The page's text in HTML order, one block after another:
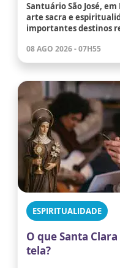
Santuário São José,
arte sacra e
importantes destinos
08 AGO 2026 - 07H55
ESPIRITUALIDADE
O que Santa
tela?